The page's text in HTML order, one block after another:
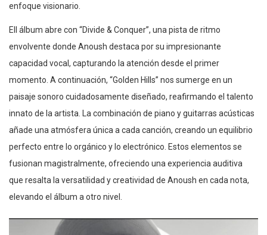
enfoque visionario.
Ell álbum abre con “Divide & Conquer”, una pista de ritmo
envolvente donde Anoush destaca por su impresionante
capacidad vocal, capturando la atención desde el primer
momento. A continuación, “Golden Hills” nos sumerge en un
paisaje sonoro cuidadosamente diseñado, reafirmando el talento
innato de la artista. La combinación de piano y guitarras acústicas
añade una atmósfera única a cada canción, creando un equilibrio
perfecto entre lo orgánico y lo electrónico. Estos elementos se
fusionan magistralmente, ofreciendo una experiencia auditiva
que resalta la versatilidad y creatividad de Anoush en cada nota,
elevando el álbum a otro nivel.